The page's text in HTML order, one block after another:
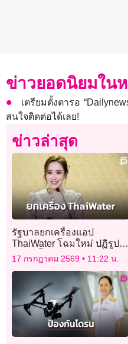
ข่าวยอดนิยมใน
เตรียมตั้งตารอ
สนใจติดต่อได้เลย!
ข่าวล่าสุด
รัฐบาลยกเครื่องแอป
ThaiWater โฉมใหม่ ปฏิรูป
ข้อมูลน้ำแห่งชาติ รู้เท่าทัน
สถานการณ์ก่อนเกิดวิกฤติ
17 กรกฎาคม 2569 11:22 น.